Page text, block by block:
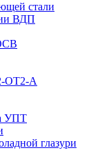
стали
ВДП
ОТ2-А
УПТ
глазури